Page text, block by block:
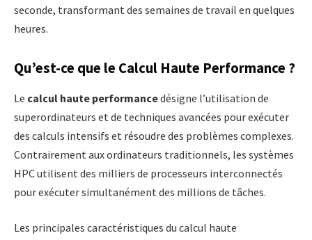
seconde, transformant des semaines de travail en quelques
heures.
Qu’est-ce que le Calcul Haute Performance ?
Le calcul haute performancedésigne l’utilisation de
superordinateurs et de techniques avancées pour exécuter
des calculs intensifs et résoudre des problèmes complexes.
Contrairement aux ordinateurs traditionnels, les systèmes
HPC utilisent des milliers de processeurs interconnectés
pour exécuter simultanément des millions de tâches.
Les principales caractéristiques du calcul haute